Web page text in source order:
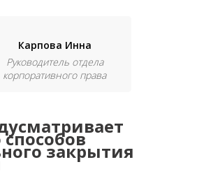
Карпова Инна
Руководитель отдела
корпоративного права
закрытия